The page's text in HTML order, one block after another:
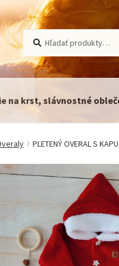
Hľadať:
Vyhľadávanie
na krst, slávnostné
PLETENÝ OVERAL S